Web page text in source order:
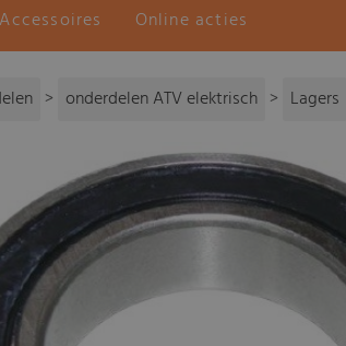
Accessoires Online acties
> onderdelen ATV elektrisch > Lagers